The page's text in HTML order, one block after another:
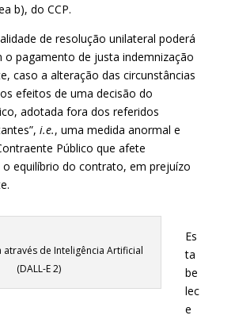
b), do CCP.
de resolução unilateral poderá
o pagamento de justa indemnização
caso a alteração das circunstâncias
efeitos de uma decisão do
adotada fora dos referidos
i.e., uma medida anormal e
Público que afete
equilíbrio do contrato, em prejuízo
através de Inteligência Artificial
(DALL-E 2)
Es
ta
be
lec
e